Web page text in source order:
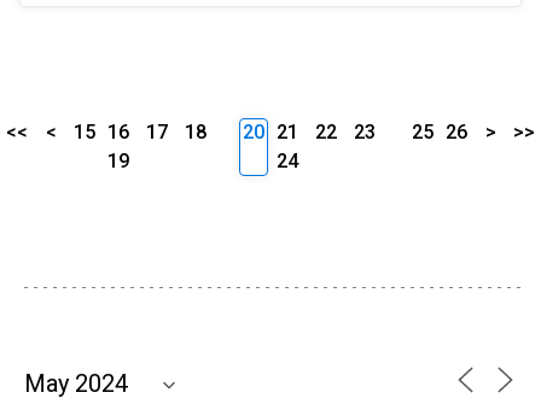
<< < 15 16 17
18
19
20 21 22
23
24
25 26 > >>